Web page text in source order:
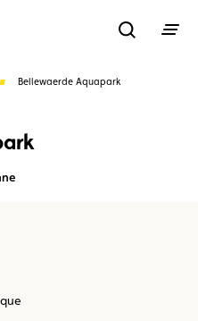
Rechercher
Bellewaerde Aquapark